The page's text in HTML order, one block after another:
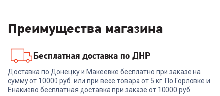
Преимущества магазина
Бесплатная доставка по ДНР
Доставка по Донецку и Макеевке бесплатно при заказе на
сумму от 10000 руб. или при весе товара от 5 кг. По Горловке и
Енакиево бесплатная доставка при заказе от 10000 руб